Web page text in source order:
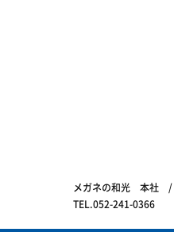
メガネの和光 本社
TEL.052-241-0366